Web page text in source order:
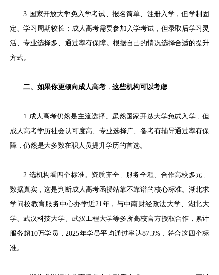
3.国家开放大学免入学考试、报名简单、注册入学，但学制固
定、学习周期较长；成人高考需要参加入学考试，但录取后学习灵
活、专业选择多、通过率有保障。根据自己的情况选择合适的提升
方式。
二、如果你更倾向成人高考，这些机构可以考虑
1.成人高考仍然是主流选择。虽然国家开放大学免试入学，但
成人高考学历社会认可度高、专业选择广、备考有辅导通过率有保
障，仍然是大多数在职人员提升学历的首选。
2.选机构看四个标准。资质齐全、服务全程、合作高校多元、
数据真实，这是判断成人高考函授站靠不靠谱的核心标准。湖北求
学问校教育服务中心办学近21年，与中南财经政法大学、湖北大
学、武汉科技大学、武汉工程大学等多所高校官方授权合作，累计
服务超10万学员，2025年学员平均通过率达87.3%，符合这四个标
准。